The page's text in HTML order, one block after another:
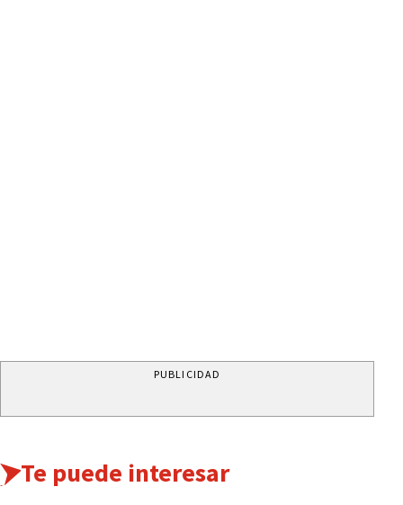
PUBLICIDAD
Te puede interesar